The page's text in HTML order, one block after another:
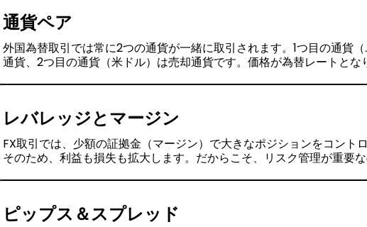
通貨ペア
外国為替取引では常に2つの通貨が一緒に取引されます。1つ目の通貨
通貨、2つ目の通貨（米ドル）は売却通貨です。価格が為替レートとな
レバレッジとマージン
FX取引では、少額の証拠金（マージン）で大きなポジションをコントロ
そのため、利益も損失も拡大します。だからこそ、リスク管理が重要
ピップス＆スプレッド